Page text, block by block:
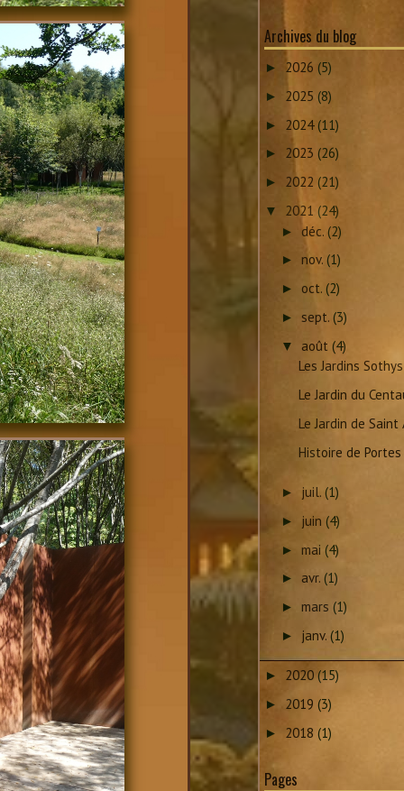
Archives du blog
► 2026 (5)
► 2025 (8)
► 2024(11)
► 2023 (26)
► 2022 (21)
▼ 2021 (24)
► déc. (2)
► nov. (1)
► oct. (2)
► sept. (3)
▼ août (4)
Les Jardins Sothys
Le Jardin du
Le Jardin de Saint
Histoire de Portes
► juil. (1)
► juin (4)
► mai (4)
► avr. (1)
► mars (1)
► janv. (1)
► 2020 (15)
► 2019 (3)
► 2018 (1)
Pages